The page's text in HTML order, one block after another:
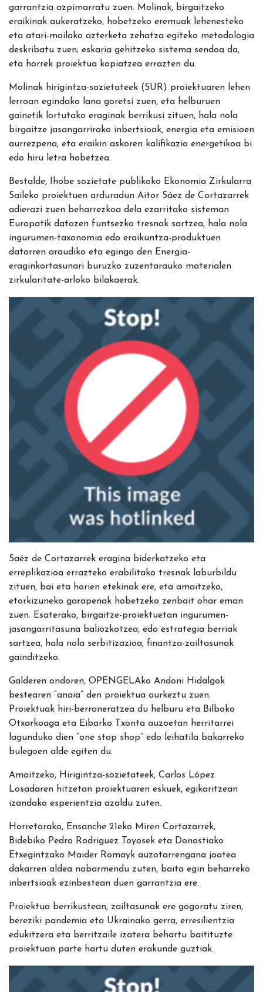
garrantzia azpimarratu zuen. Molinak, birgaitzeko
eraikinak aukeratzeko, hobetzeko eremuak lehenesteko
eta atari-mailako azterketa zehatza egiteko metodologia
deskribatu zuen; eskaria gehitzeko sistema sendoa da,
eta horrek proiektua kopiatzea errazten du.
Molinak hirigintza-sozietateek (SUR) proiektuaren lehen
lerroan egindako lana goretsi zuen, eta helburuen
gainetik lortutako eraginak berrikusi zituen, hala nola
birgaitze jasangarrirako inbertsioak, energia eta emisioen
aurrezpena, eta eraikin askoren kalifikazio energetikoa bi
edo hiru letra hobetzea.
Bestalde, Ihobe sozietate publikoko Ekonomia Zirkularra
Saileko proiektuen arduradun Aitor Sáez de Cortazarrek
adierazi zuen beharrezkoa dela ezarritako sisteman
Europatik datozen funtsezko tresnak sartzea, hala nola
ingurumen-taxonomia edo eraikuntza-produktuen
datorren araudiko eta egingo den Energia-
eraginkortasunari buruzko zuzentarauko materialen
zirkularitate-arloko bilakaerak.
Saéz de Cortazarrek eragina biderkatzeko eta
erreplikazioa errazteko erabilitako tresnak laburbildu
zituen, bai eta horien etekinak ere, eta amaitzeko,
etorkizuneko garapenak hobetzeko zenbait ohar eman
zuen. Esaterako, birgaitze-proiektuetan ingurumen-
jasangarritasuna baliozkotzea, edo estrategia berriak
sartzea, hala nola serbitizazioa, finantza-zailtasunak
gainditzeko.
Galderen ondoren, OPENGELAko Andoni Hidalgok
bestearen “anaia” den proiektua aurkeztu zuen.
Proiektuak hiri-berroneratzea du helburu eta Bilboko
Otxarkoaga eta Eibarko Txonta auzoetan herritarrei
lagunduko dien “one stop shop” edo leihatila bakarreko
bulegoen alde egiten du.
Amaitzeko, Hirigintza-sozietateek, Carlos López
Losadaren hitzetan proiektuaren eskuek, egikaritzean
izandako esperientzia azaldu zuten.
Horretarako, Ensanche 21eko Miren Cortazarrek,
Bidebiko Pedro Rodriguez Toyosek eta Donostiako
Etxegintzako Maider Romayk auzotarrengana joatea
dakarren aldea nabarmendu zuten, baita egin beharreko
inbertsioak ezinbestean duen garrantzia ere.
Proiektua berrikustean, zailtasunak ere gogoratu ziren,
bereziki pandemia eta Ukrainako gerra, erresilientzia
edukitzera eta berritzaile izatera behartu baitituzte
proiektuan parte hartu duten erakunde guztiak.